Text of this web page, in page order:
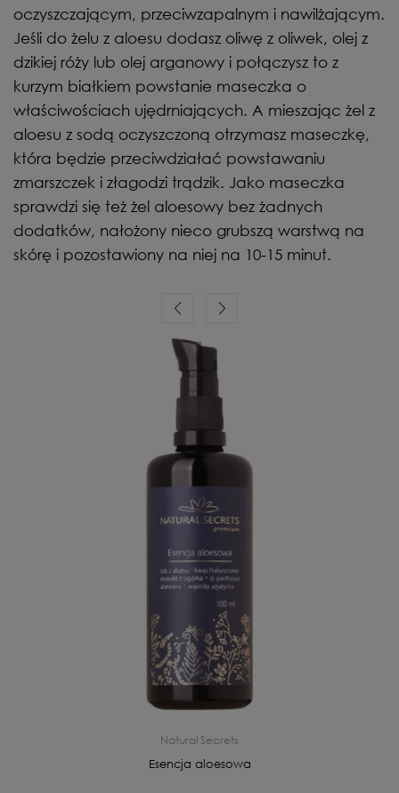
oczyszczającym, przeciwzapalnym i nawilżającym.
Jeśli do żelu z aloesu dodasz oliwę z oliwek, olej z
dzikiej róży lub olej arganowy i połączysz to z
kurzym białkiem powstanie maseczka o
właściwościach ujędrniających. A mieszając żel z
aloesu z sodą oczyszczoną otrzymasz maseczkę,
która będzie przeciwdziałać powstawaniu
zmarszczek i złagodzi trądzik. Jako maseczka
sprawdzi się też żel aloesowy bez żadnych
dodatków, nałożony nieco grubszą warstwą na
skórę i pozostawiony na niej na 10-15 minut.
Natural Secrets
Esencja aloesowa